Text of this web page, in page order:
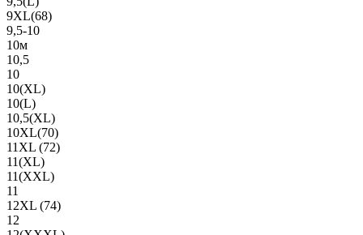
9XL(68)
9,5-10
10м
10,5
10
10(XL)
10(L)
10,5(XL)
10XL(70)
11XL (72)
11(XL)
11(XXL)
11
12XL (74)
12